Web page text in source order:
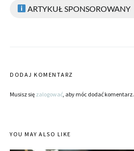
ARTYKUŁ SPONSOROWANY
DODAJ KOMENTARZ
Musisz się zalogować , aby móc dodać komentarz.
YOU MAY ALSO LIKE